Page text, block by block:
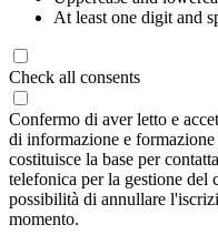
At least one digit and
Check all consents
Confermo di aver letto e
di informazione e
costituisce la base per
telefonica per la gestione del
possibilità di annullare
momento.